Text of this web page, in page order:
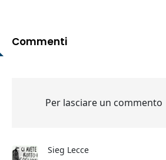
Commenti